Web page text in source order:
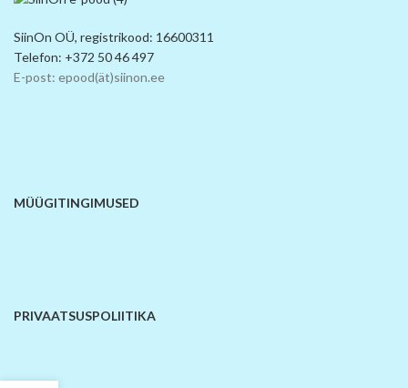
SiinOn OÜ, registrikood: 16600311
Telefon: +372 50 46 497
E-post: epood(ät)siinon.ee
MÜÜGITINGIMUSED
PRIVAATSUSPOLIITIKA